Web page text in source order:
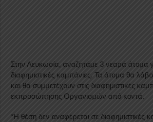
Στην Λευκωσία, αναζητάμε 3 νεαρά άτομα
διαφημιστικές καμπάνιες. Τα άτομα θα
και θα συμμετέχουν στις διαφημιστικές
εκπροσώπησης Οργανισμών από κοντά.
*Η θέση δεν αναφέρεται σε διαφημιστικές